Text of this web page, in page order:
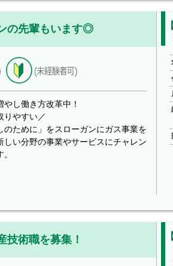
の先輩もいます◎
し働き方改革中！
りやすい／
のために」をスローガンにガス事業を
しい分野の事業やサービスにチャレン
技術職を募集！